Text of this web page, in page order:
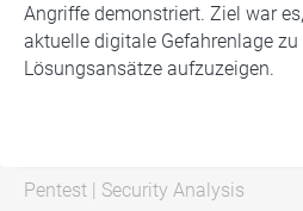
Angriffe demonstriert. Ziel war
aktuelle digitale Gefahrenlage
Lösungsansätze aufzuzeigen.
Pentest Security Analysis